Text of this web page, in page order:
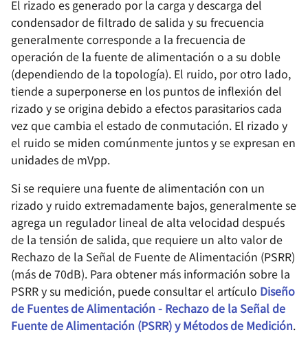
o
b
ú
s
q
u
e
d
a
Componentes básicos -
Transistor de unión bipolar
Componentes básicos -
Transistor de efecto de
campo
Componentes Básicos -
Acoplador Optoeléctrico
Amplificador operacional
Fundamentos de Circuitos
Digitales
Fundamentos de ADC y DAC
Salida Push-Pull y Salida de
Drenaje Abierto
Flip - A Linux Development
Board Based on Allwinner
F1C200s
Diseño del Sistema Mínimo
de OSD335x
Cómo diseñar el sistema
mínimo de un
microcontrolador
Desarrollo de hardware
STM32F4
SwiftCtrl - Controlador
Bluetooth
DIY CMSIS-DAP 🚧
ZenDriver - Motor Driver de
Alto Rendimiento
Esquema de control del
motor - IR2104S
Protocolo de comunicación
- CAN 🚧
Protocolo de comunicación
- USB 🚧
Protocolo de comunicación
- Ethernet 🚧
Integridad de la señal -
Líneas de transmisión 🚧
Integridad de la señal -
Distorsión 🚧
Integridad de la Señal -
Crosstalk 🚧
fuente de alimentación
Conocimientos
Fundamentales sobre ESD
Guía de Diseño EMC
Diseño EMC entre tierra de
señal y tierra de carcasa
resonantes - Definición
básica
Resonancia en circuitos
resonantes de RF
Radiofrecuencia - Circuitos
resonantes - Valor Q de
carga 🚧
Conocimientos Básicos de
Antenas de Radiofrecuencia
Clasificación y Selección de
Antenas de Radiofrecuencia
🚧
Fundamentos del Diagrama
Consideraciones para el uso
de Git en AD
Aplicación del Pensamiento
Funcional en el Diseño de
Circuitos
Configuración y consejos de
OrCAD
Modos de disparo del
osciloscopio
Modo de adquisición del
osciloscopio
Uso del analizador de redes
🚧
de Semiconductores -
Pruebas Funcionales
Fundamentos de
de Semiconductores -
Pruebas de Parámetros
DAC - Parámetros
Dinámicos
Solución de problemas
ADC y DAC
El rizado es generado por la carga y descarga del
condensador de filtrado de salida y su frecuencia
generalmente corresponde a la frecuencia de
operación de la fuente de alimentación o a su doble
(dependiendo de la topología). El ruido, por otro lado,
tiende a superponerse en los puntos de inflexión del
rizado y se origina debido a efectos parasitarios cada
vez que cambia el estado de conmutación. El rizado y
el ruido se miden comúnmente juntos y se expresan en
unidades de mVpp.
Si se requiere una fuente de alimentación con un
rizado y ruido extremadamente bajos, generalmente se
agrega un regulador lineal de alta velocidad después
de la tensión de salida, que requiere un alto valor de
Rechazo de la Señal de Fuente de Alimentación (PSRR)
(más de 70dB). Para obtener más información sobre la
PSRR y su medición, puede consultar el artículo Diseño
de Fuentes de Alimentación - Rechazo de la Señal de
Fuente de Alimentación (PSRR) y Métodos de Medición.